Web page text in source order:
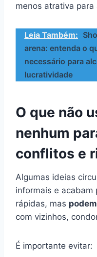
menos atrativa para
Leia Também:
arena: entenda o
necessário para
lucratividade
O que não
nenhum
conflitos e
Algumas ideias
informais e acabam
rápidas, mas
com vizinhos,
É importante evitar: